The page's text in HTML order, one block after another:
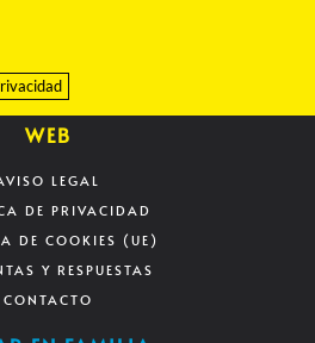
WEB
LEGAL
DE PRIVACIDAD
DE COOKIES (UE)
Y RESPUESTAS
CONTACTO